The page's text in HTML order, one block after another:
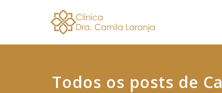
Todos os posts de